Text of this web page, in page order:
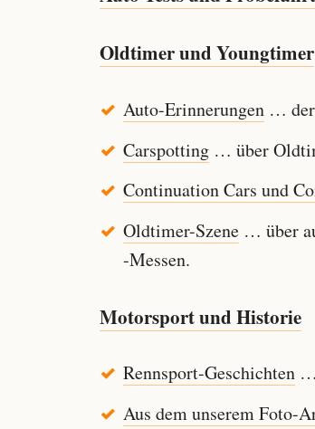
Oldtimer und Youngtimer
Auto-Erinnerungen… der
Carspotting… über
Continuation Cars und
Oldtimer-Szene… über
-Messen.
Motorsport und Historie
Rennsport-Geschichten…
Aus dem unserem Foto-